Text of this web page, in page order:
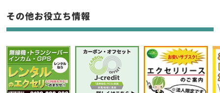
フリーワード入力(製品名等)
選択条件をリセット
その他お役立ち情報